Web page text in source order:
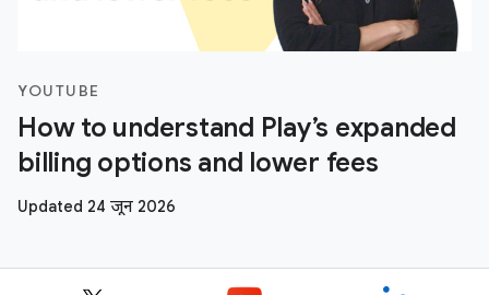
YOUTUBE
How to understand Play’s expanded
billing options and lower fees
Updated 24 जून 2026